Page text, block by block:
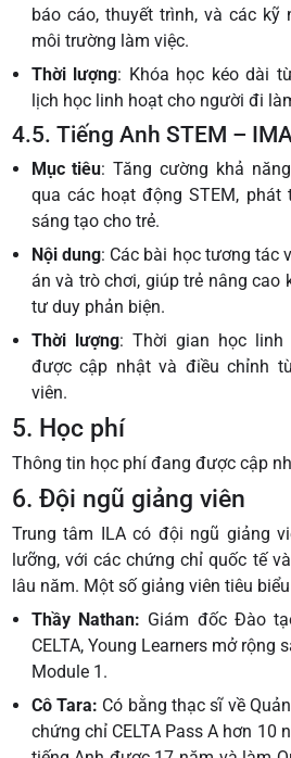
báo cáo, thuyết trình, và các kỹ
môi trường làm việc.
Thời lượng: Khóa học kéo dài
lịch học linh hoạt cho người đi
4.5. Tiếng Anh STEM –
Mục tiêu: Tăng cường khả
qua các hoạt động STEM,
sáng tạo cho trẻ.
Nội dung: Các bài học tương tác
án và trò chơi, giúp trẻ nâng cao
tư duy phản biện.
Thời lượng: Thời gian học linh
được cập nhật và điều chỉnh
viên.
5. Học phí
Thông tin học phí đang được cập
6. Đội ngũ giảng viên
Trung tâm ILA có đội ngũ giảng
lưỡng, với các chứng chỉ quốc tế
lâu năm. Một số giảng viên tiêu
Thầy Nathan: Giám đốc Đào
CELTA, Young Learners mở rộng
Module 1.
Cô Tara: Có bằng thạc sĩ về
chứng chỉ CELTA Pass A hơn 10